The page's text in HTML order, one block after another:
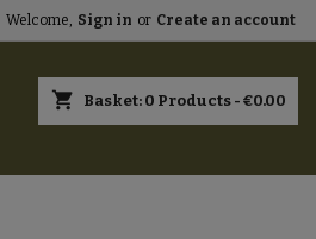
Welcome, Sign in or Create an account
shopping_cart Basket: 0 Products - €0.00